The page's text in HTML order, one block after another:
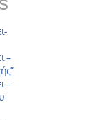
–
–